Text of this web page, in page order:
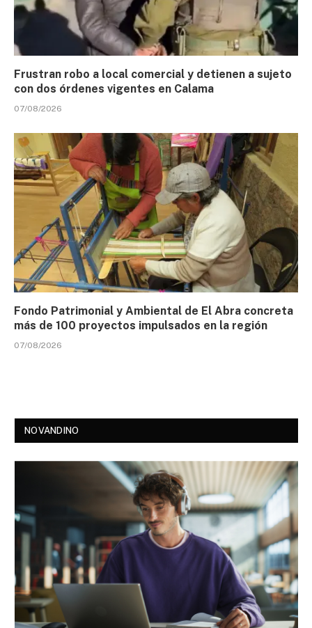
Frustran robo a local comercial y detienen a sujeto
con dos órdenes vigentes en Calama
07/08/2026
Fondo Patrimonial y Ambiental de El Abra concreta
más de 100 proyectos impulsados en la región
07/08/2026
NOVANDINO